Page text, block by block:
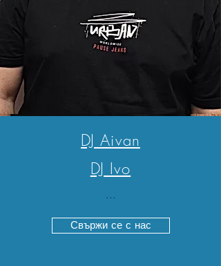
DJ Aivan
DJ Ivo
...
Свържи се с нас